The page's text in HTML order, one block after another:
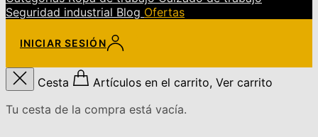
Seguridad industrial Blog Ofertas
INICIAR SESIÓN
Cesta
Artículos en el carrito, Ver carrito
Tu cesta de la compra está vacía.